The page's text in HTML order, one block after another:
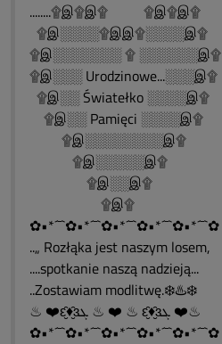
........۩இ۩இ۩ ۩இ۩இ۩
۩இ░░░░۩இஇ۩░░░░இ۩
۩இ░░░░░░░ ۩ ░░░░░░இ۩
۩இ░░░ Urodzinowe...░░░இ۩
۩இ░░ Światełko ░░░░இ۩
۩இ░░ Pamięci ░░░░இ۩
۩இ░░░░░░░░இ۩
۩இ░░░░░இ۩
۩இ░░இ۩
۩இ۩
✿•*´¯`✿•*´¯`✿•*´¯`✿•*´¯`✿•*´¯`✿
..„ Rozłąka jest naszym losem,
....spotkanie naszą nadzieją...
..Zostawiam modlitwę.❄️♨️❄️
♨ ❤️ԑ̮̑♦̮̑ɜܓ ♨ ❤️ ♨ ԑ̮̑♦̮̑ɜܓ ❤️♨
✿•*´¯`✿•*´¯`✿•*´¯`✿•*´¯`✿•*´¯`✿